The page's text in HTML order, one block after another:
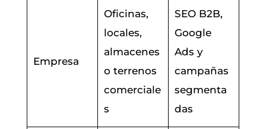
Empresa
Oficinas,
locales,
almacenes
o terrenos
comerciale
s
SEO B2B,
Google
Ads y
campañas
segmenta
das